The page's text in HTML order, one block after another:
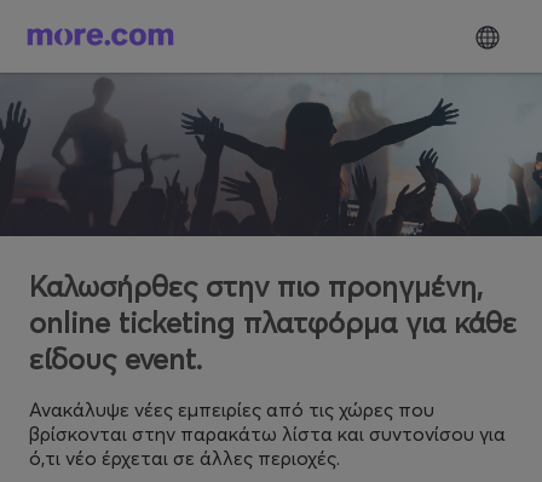
Καλωσήρθες στην πιο προηγμένη,
online ticketing πλατφόρμα για κάθε
είδους event.
Ανακάλυψε νέες εμπειρίες από τις χώρες που
βρίσκονται στην παρακάτω λίστα και συντονίσου για
ό,τι νέο έρχεται σε άλλες περιοχές.